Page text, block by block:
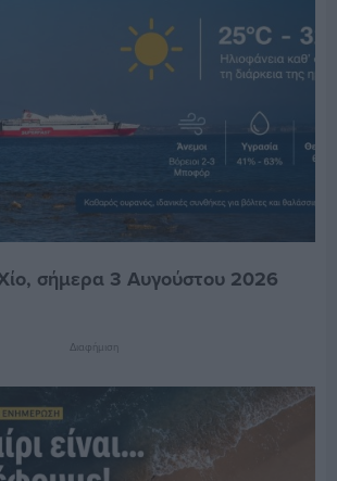
σήμερα 3 Αυγούστου 2026
Διαφήμιση